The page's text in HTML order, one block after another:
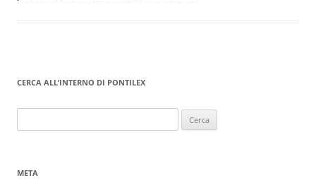
CERCA ALL’INTERNO DI PONTILEX
per:
META